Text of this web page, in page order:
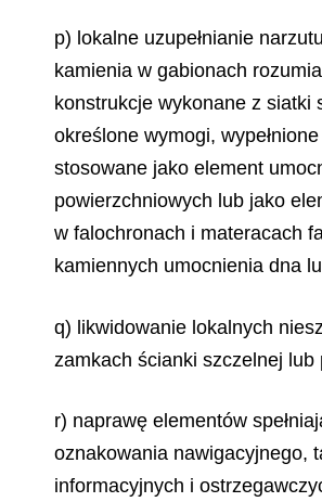
p) lokalne uzupełnianie
kamienia w gabionach
konstrukcje wykonane z siatki
określone wymogi,
stosowane jako element
powierzchniowych lub jako
w falochronach i materacach
kamiennych umocnienia dna
q) likwidowanie lokalnych
zamkach ścianki szczelnej lub
r) naprawę elementów
oznakowania nawigacyjnego,
informacyjnych i